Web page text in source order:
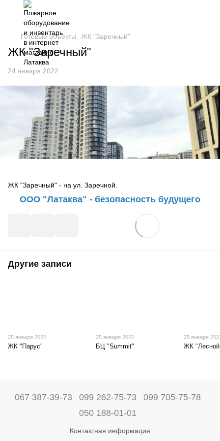
Готовые объекты ЖК "Заречный"
ЖК "Заречный"
24 января 2022
ЖК "Заречный" - на ул. Заречной.
ООО "Латаква" - безопасность будущего
Другие записи
25 января 2022
ЖК "Парус"
25 января 2022
БЦ "Summit"
25 января
ЖК "Лесной
067 387-39-73 099 262-75-73
099 705-75-78
050 188-01-01
Контактная информация